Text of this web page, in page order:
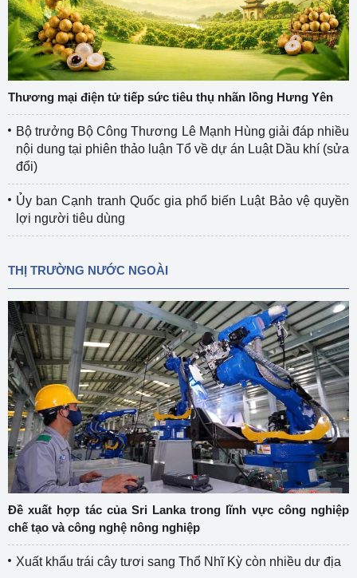
Thương mại điện tử tiếp sức tiêu thụ nhãn lồng Hưng Yên
Bộ trưởng Bộ Công Thương Lê Mạnh Hùng giải đáp nhiều
nội dung tại phiên thảo luận Tổ về dự án Luật Dầu khí (sửa
đổi)
Ủy ban Cạnh tranh Quốc gia phổ biến Luật Bảo vệ quyền
lợi người tiêu dùng
THỊ TRƯỜNG NƯỚC NGOÀI
Đề xuất hợp tác của Sri Lanka trong lĩnh vực công nghiệp
chế tạo và công nghệ nông nghiệp
Xuất khẩu trái cây tươi sang Thổ Nhĩ Kỳ còn nhiều dư địa